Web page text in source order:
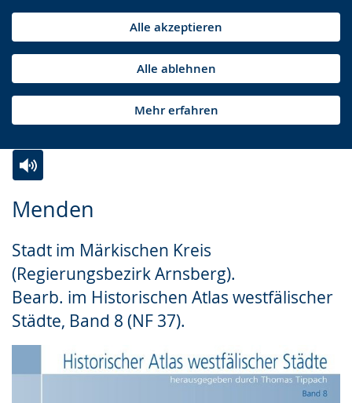
Alle akzeptieren
Alle ablehnen
Mehr erfahren
Menden
Stadt im Märkischen Kreis
(Regierungsbezirk Arnsberg).
Bearb. im Historischen Atlas westfälischer
Städte, Band 8 (NF 37).
Leichten
wechseln.
Audio-
Video
Deutscher
Gebärdensprache
wird
angezeigt.